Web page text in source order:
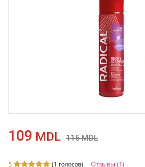
109 MDL 115MDL
5 (1 голосов) Отзывы (1)